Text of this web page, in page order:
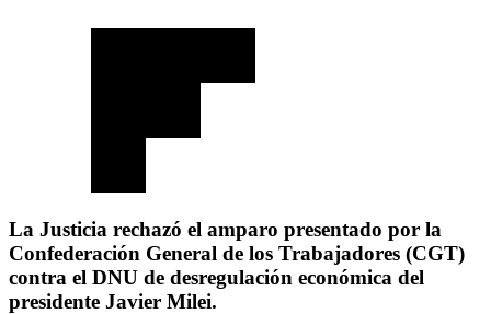
La Justicia rechazó el amparo presentado por la
Confederación General de los Trabajadores (CGT)
contra el DNU de desregulación económica del
presidente Javier Milei.